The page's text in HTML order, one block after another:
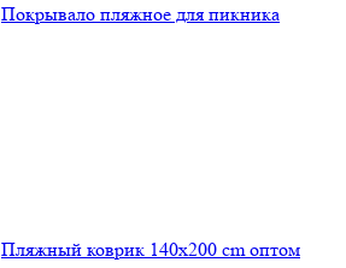
Покрывало пляжное для пикника
Пляжный коврик 140х200 cm оптом